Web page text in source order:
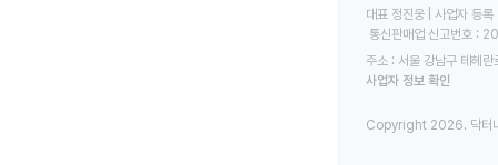
대표 정진웅 | 사업자
통신판매업 신고번호
주소 : 서울 강남구 테헤
사업자 정보 확인
Copyright 2026. 닥터